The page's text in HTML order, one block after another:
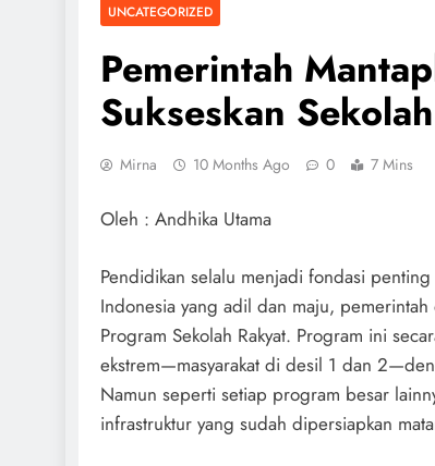
UNCATEGORIZED
Pemerintah
Sukseskan
Mirna 10 Months Ago 0 7 Mins
Oleh : Andhika Utama
Pendidikan selalu menjadi fondasi
Indonesia yang adil dan maju,
Program Sekolah Rakyat. Program ini
ekstrem—masyarakat di desil 1 dan
Namun seperti setiap program besar
infrastruktur yang sudah dipersiapkan